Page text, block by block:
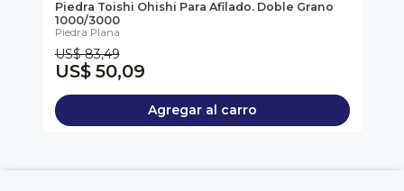
Piedra Toishi Ohishi Para Afilado. Doble Grano
1000/3000
Piedra Plana
US$ 83,49
US$ 50,09
Agregar al carro